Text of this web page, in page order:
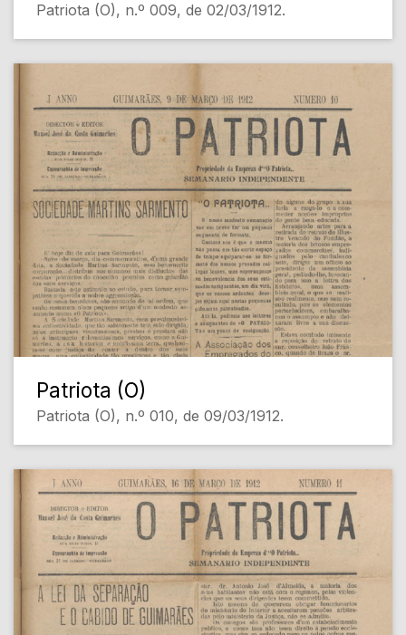
Patriota (O), n.º 009, de 02/03/1912.
Patriota (O)
Patriota (O), n.º 010, de 09/03/1912.